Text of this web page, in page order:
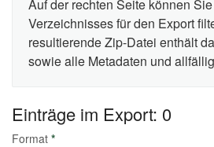
Auf der rechten Seite können
Verzeichnisses für den Export
resultierende Zip-Datei enthält
sowie alle Metadaten und
Einträge im Export: 0
Format *